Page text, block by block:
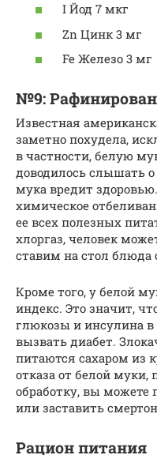
I Йод 7 мкг
Zn Цинк 3 мг
Fe Железо 3 мг
№9:
Известная
заметно похудела,
в частности, белую
доводилось слышать
мука вредит
химическое
ее всех полезных
хлоргаз, человек
ставим на стол
Кроме того, у белой
индекс. Это значит,
глюкозы и инсулина
вызвать диабет.
питаются сахаром из
отказа от белой
обработку, вы можете
или заставить
Рацион питания